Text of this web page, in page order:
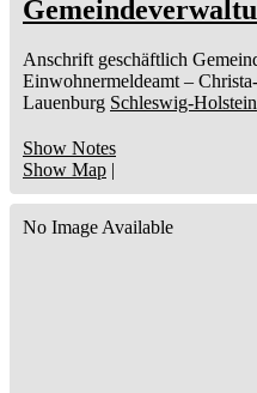
Anschrift geschäftlich
Einwohnermeldeamt –
Lauenburg Schleswig-Holstein
Show Notes
Show Map
No Image Available